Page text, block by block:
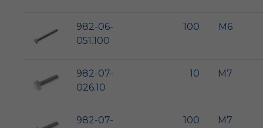
982-06-
051.100
100 M6
982-07-
026.10
10 M7
982-07-
100 M7